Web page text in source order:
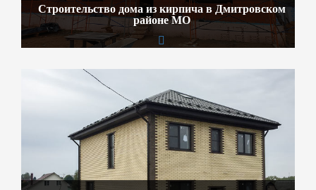
Строительство дома из кирпича в Дмитровском
районе МО